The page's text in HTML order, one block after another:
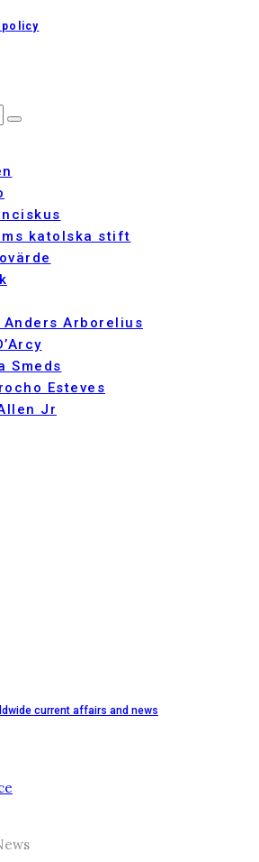
katolska stift
Anders Arborelius
Smeds
Esteves
Jr
current affairs and news